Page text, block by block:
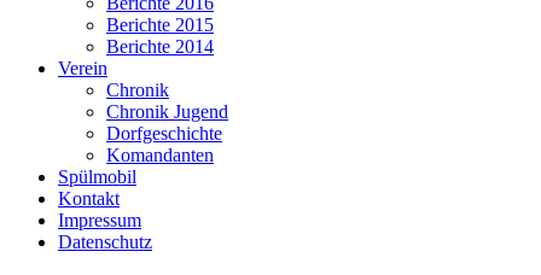
Berichte 2015
Berichte 2014
Verein
Chronik
Chronik Jugend
Dorfgeschichte
Komandanten
Spülmobil
Kontakt
Impressum
Datenschutz